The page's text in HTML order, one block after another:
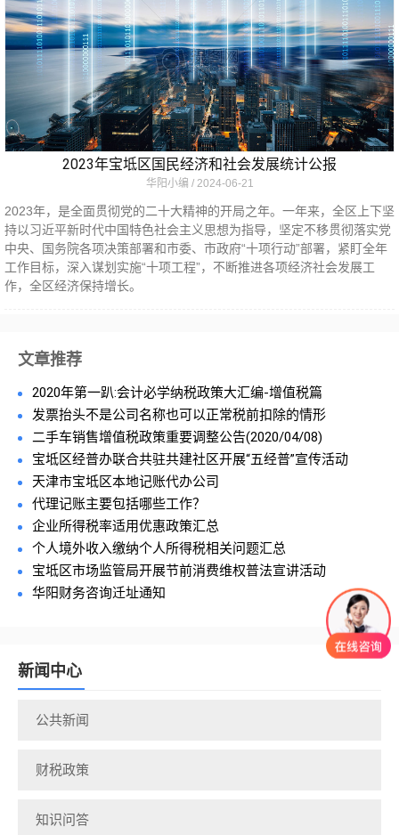
2023年宝坻区国民经济和社会发展统计公报
华阳小编 2024-06-21
2023年，是全面贯彻党的二十大精神的开局之年。一年来，全区上下坚
持以习近平新时代中国特色社会主义思想为指导，坚定不移贯彻落实党
中央、国务院各项决策部署和市委、市政府“十项行动”部署，紧盯全年
工作目标，深入谋划实施“十项工程”，不断推进各项经济社会发展工
作，全区经济保持增长。
文章推荐
2020年第一趴:会计必学纳税政策大汇编-增值税篇
发票抬头不是公司名称也可以正常税前扣除的情形
二手车销售增值税政策重要调整公告(2020/04/08)
宝坻区经普办联合共驻共建社区开展“五经普”宣传活动
天津市宝坻区本地记账代办公司
代理记账主要包括哪些工作？
企业所得税率适用优惠政策汇总
个人境外收入缴纳个人所得税相关问题汇总
宝坻区市场监管局开展节前消费维权普法宣讲活动
华阳财务咨询迁址通知
新闻中心
公共新闻
财税政策
知识问答